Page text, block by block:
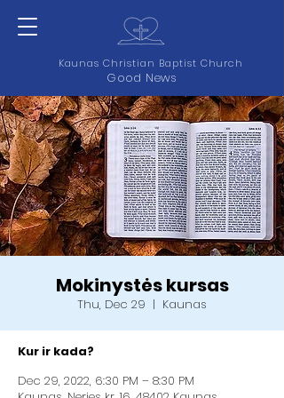
Kaunas Christian Baptist Church
Good News
Mokinystės kursas
Thu, Dec 29
  |
Kaunas
Kur ir kada?
Dec 29, 2022, 6:30 PM – 8:30 PM